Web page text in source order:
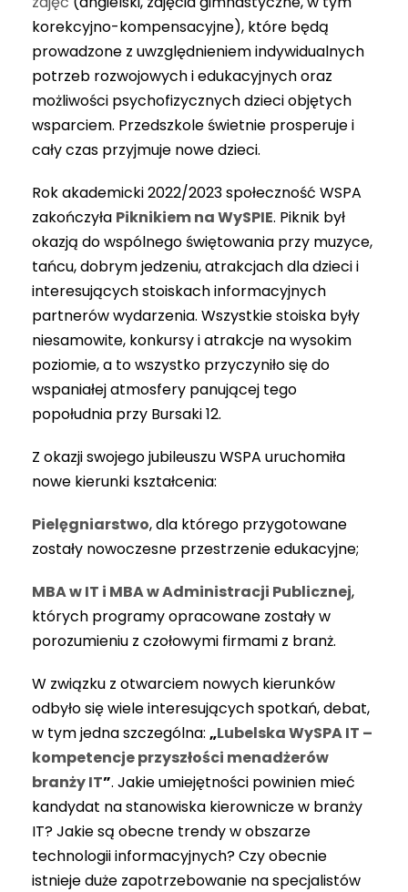
korekcyjno-kompensacyjne), które będą
prowadzone z uwzględnieniem indywidualnych
potrzeb rozwojowych i edukacyjnych oraz
możliwości psychofizycznych dzieci objętych
wsparciem. Przedszkole świetnie prosperuje i
cały czas przyjmuje nowe dzieci.
Rok akademicki 2022/2023 społeczność WSPA
zakończyła Piknikiem na WySPIE. Piknik był
okazją do wspólnego świętowania przy muzyce,
tańcu, dobrym jedzeniu, atrakcjach dla dzieci i
interesujących stoiskach informacyjnych
partnerów wydarzenia. Wszystkie stoiska były
niesamowite, konkursy i atrakcje na wysokim
poziomie, a to wszystko przyczyniło się do
wspaniałej atmosfery panującej tego
popołudnia przy Bursaki 12.
Z okazji swojego jubileuszu WSPA uruchomiła
nowe kierunki kształcenia:
Pielęgniarstwo, dla którego przygotowane
zostały nowoczesne przestrzenie edukacyjne;
MBA w IT i MBA w Administracji Publicznej,
których programy opracowane zostały w
porozumieniu z czołowymi firmami z branż.
W związku z otwarciem nowych kierunków
odbyło się wiele interesujących spotkań, debat,
w tym jedna szczególna: „Lubelska WySPA IT –
kompetencje przyszłości menadżerów
branży IT”. Jakie umiejętności powinien mieć
kandydat na stanowiska kierownicze w branży
IT? Jakie są obecne trendy w obszarze
technologii informacyjnych? Czy obecnie
istnieje duże zapotrzebowanie na specjalistów